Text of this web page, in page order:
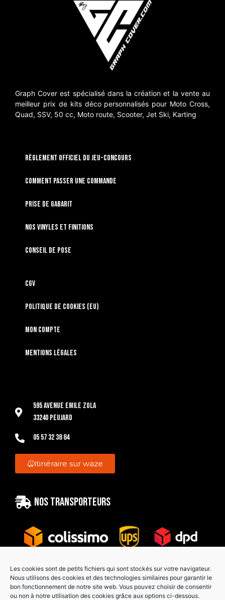
Les cookies sont de petits fichiers qui sont stockés sur votre navigateur.
Nous utilisons des cookies et des technologies similaires pour garantir le
bon fonctionnement de notre site web. Vous pouvez choisir de consentir
ou non à notre utilisation des cookies grâce aux options ci-dessous.
Graph Cover est spécialisé dans la création et la vente au
meilleur prix de kits déco personnalisés pour Moto Cross,
Quad, SSV, 50 cc, Moto route, Scooter, Jet Ski, Karting
RÈGLEMENT OFFICIEL DU JEU-CONCOURS
Comment passer une commande
Prise de gabarit
Nos vinyles et finitions
Conseil de pose
CGV
Politique de cookies (EU)
Mon compte
Mentions légales
595 Avenue Emile Zola
33240 Peujard
05 57 32 38 84
itinéraire sur waze
Nos transporteurs
Paiement sécurisé